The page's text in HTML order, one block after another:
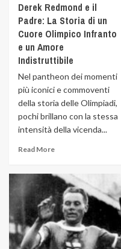
Derek Redmond e il
Padre: La Storia di un
Cuore Olimpico Infranto
e un Amore
Indistruttibile
Nel pantheon dei momenti
più iconici e commoventi
della storia delle Olimpiadi,
pochi brillano con la stessa
intensità della vicenda...
Read More